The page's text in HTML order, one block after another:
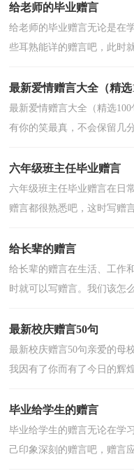
给老师的毕业赠言
给老师的毕业赠言无论是在
些耳熟能详的赠言吧，此时
最新爱情赠言大全（精选
最新爱情赠言大全（精选
有你的笑最真，不会保留几
六年级班主任毕业赠言
六年级班主任毕业赠言在日
赠言都很熟悉吧，这时写赠
给长辈的赠言
给长辈的赠言在生活、工作
时就可以写赠言。我们该怎
最新校庆赠言50句
最新校庆赠言50句亲爱的母
我因有了你而有了今日的辉
毕业给学生的赠言
毕业给学生的赠言无论在学
己印象深刻的赠言吧，赠言